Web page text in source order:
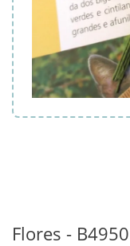
Flores - B4950